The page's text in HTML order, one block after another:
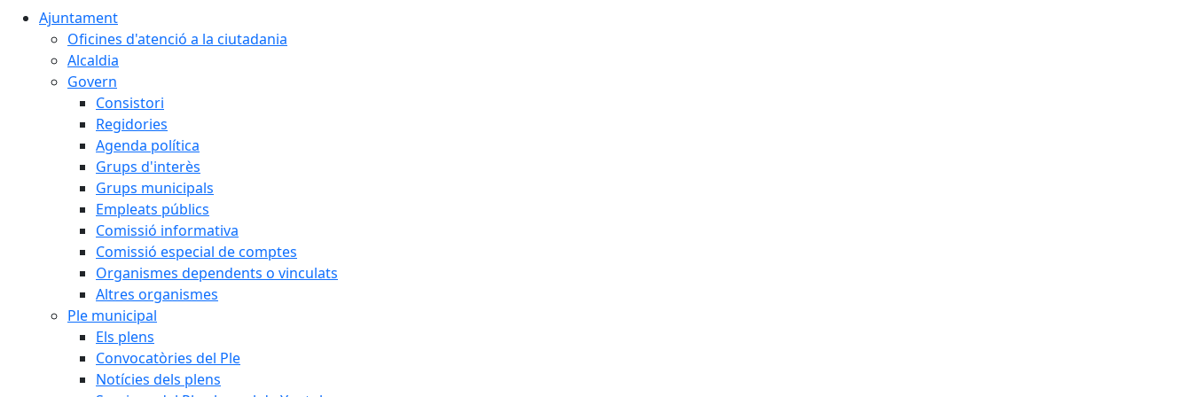
Ajuntament
Oficines d'atenció a la ciutadania
Alcaldia
Govern
Consistori
Regidories
Agenda política
Grups d'interès
Grups municipals
Empleats públics
Comissió informativa
Comissió especial de comptes
Organismes dependents o vinculats
Altres organismes
Ple municipal
Els plens
Convocatòries del Ple
Notícies dels plens